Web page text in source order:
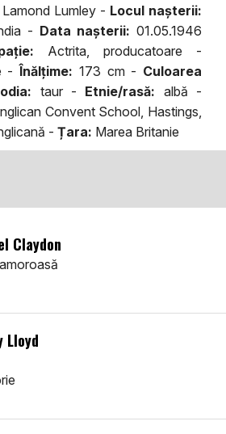
Lumley - Locul naşterii:
- Data naşterii: 01.05.1946
Actrita, producatoare -
-Înălţime: 173 cm - Culoarea
taur - Etnie/rasă: albă -
Convent School, Hastings,
- Țara: Marea Britanie
Claydon
Lloyd